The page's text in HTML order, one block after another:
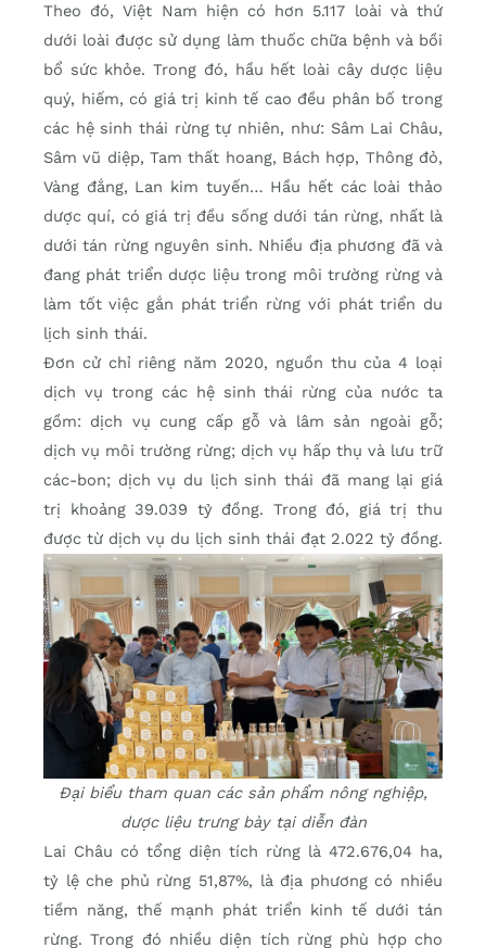
Theo đó, Việt Nam hiện có hơn 5.117 loài và thứ
dưới loài được sử dụng làm thuốc chữa bệnh và bồi
bổ sức khỏe. Trong đó, hầu hết loài cây dược liệu
quý, hiếm, có giá trị kinh tế cao đều phân bố trong
các hệ sinh thái rừng tự nhiên, như: Sâm Lai Châu,
Sâm vũ diệp, Tam thất hoang, Bách hợp, Thông đỏ,
Vàng đắng, Lan kim tuyến… Hầu hết các loài thảo
dược quí, có giá trị đều sống dưới tán rừng, nhất là
dưới tán rừng nguyên sinh. Nhiều địa phương đã và
đang phát triển dược liệu trong môi trường rừng và
làm tốt việc gắn phát triển rừng với phát triển du
lịch sinh thái.
Đơn cử chỉ riêng năm 2020, nguồn thu của 4 loại
dịch vụ trong các hệ sinh thái rừng của nước ta
gồm: dịch vụ cung cấp gỗ và lâm sản ngoài gỗ;
dịch vụ môi trường rừng; dịch vụ hấp thụ và lưu trữ
các-bon; dịch vụ du lịch sinh thái đã mang lại giá
trị khoảng 39.039 tỷ đồng. Trong đó, giá trị thu
được từ dịch vụ du lịch sinh thái đạt 2.022 tỷ đồng.
Đại biểu tham quan các sản phẩm nông nghiệp,
dược liệu trưng bày tại diễn đàn
Lai Châu có tổng diện tích rừng là 472.676,04 ha,
tỷ lệ che phủ rừng 51,87%, là địa phương có nhiều
tiềm năng, thế mạnh phát triển kinh tế dưới tán
rừng. Trong đó nhiều diện tích rừng phù hợp cho